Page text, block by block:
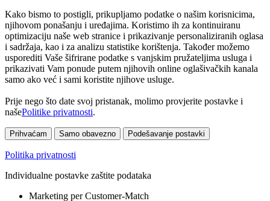
Kako bismo to postigli, prikupljamo podatke o našim korisnicima,
njihovom ponašanju i uređajima. Koristimo ih za kontinuiranu
optimizaciju naše web stranice i prikazivanje personaliziranih oglasa
i sadržaja, kao i za analizu statistike korištenja. Također možemo
usporediti Vaše šifrirane podatke s vanjskim pružateljima usluga i
prikazivati Vam ponude putem njihovih online oglašivačkih kanala
samo ako već i sami koristite njihove usluge.
Prije nego što date svoj pristanak, molimo provjerite postavke i
našePolitike privatnosti.
Prihvaćam Samo obavezno Podešavanje postavki
Politika privatnosti
Individualne postavke zaštite podataka
Marketing per Customer-Match